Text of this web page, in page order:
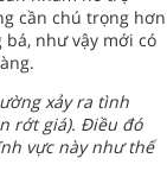
cần chú trọng hơn
như vậy mới có
xảy ra tình
rớt giá). Điều đó
vực này như thế